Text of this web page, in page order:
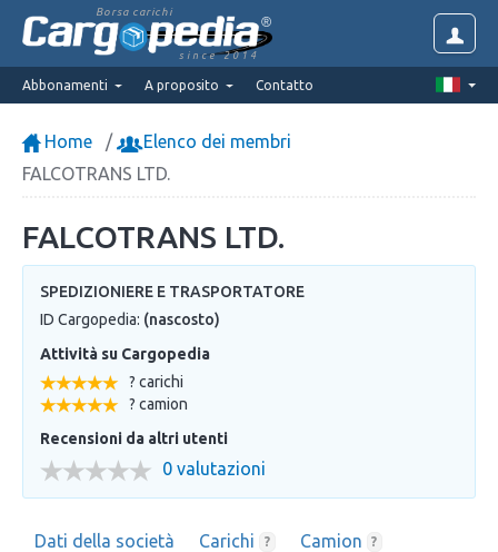
Borsa carichi
since 2014
Abbonamenti A proposito Contatto
Home
Elenco dei membri
FALCOTRANS LTD.
FALCOTRANS LTD.
SPEDIZIONIERE E TRASPORTATORE
ID Cargopedia: (nascosto)
Attività su Cargopedia
? carichi
? camion
Recensioni da altri utenti
0 valutazioni
Dati della società Carichi ? Camion ?